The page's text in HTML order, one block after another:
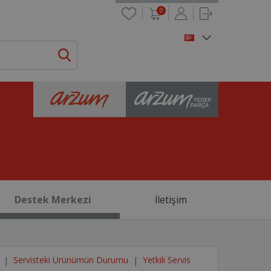
0
Destek Merkezi İletişim
Servisteki Ürünümün Durumu Yetkili Servis